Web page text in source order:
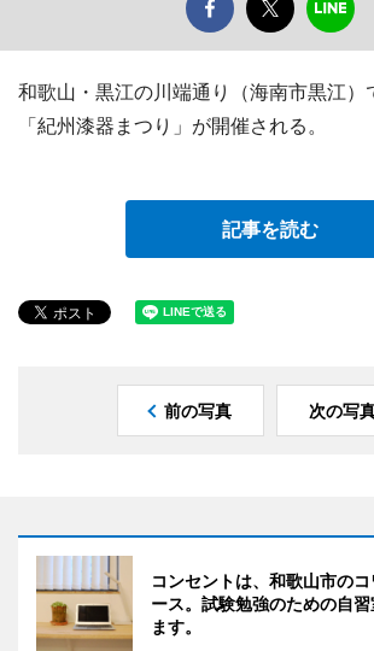
和歌山・黒江の川端通り（海南市黒江）
「紀州漆器まつり」が開催される。
記事を読む
前の写真 次の写
コンセントは、和歌山市の
ース。試験勉強のための自習
ます。